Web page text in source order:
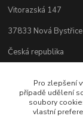
Vitorazská 147
37833 Nová Bystřice
Česká republika
Kontakty
Pro zlepšení
případě udělení
soubory
vlastní